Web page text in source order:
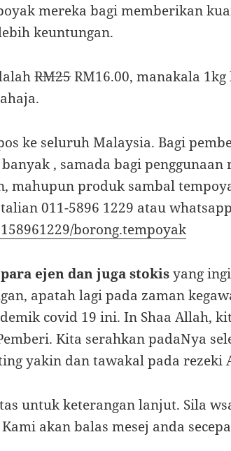
mereka bagi memberikan
keuntungan.
RM25RM16.00, manakala 1kg
ke seluruh Malaysia. Bagi
, samada bagi penggunaan
mahupun produk sambal
011-5896 1229 atau
borong.tempoyak
ejen dan juga stokisyang
apatah lagi pada zaman
covid 19 ini. In Shaa Allah,
Kita serahkan padaNya
yakin dan tawakal pada rezeki
untuk keterangan lanjut. Sila
akan balas mesej anda